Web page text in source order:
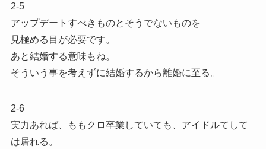
2-5
アップデートすべきものとそうでないものを
見極める目が必要です。
あと結婚する意味もね。
そういう事を考えずに結婚するから離婚に至る。
2-6
実力あれば、ももクロ卒業していても、アイドルてして
は居れる。